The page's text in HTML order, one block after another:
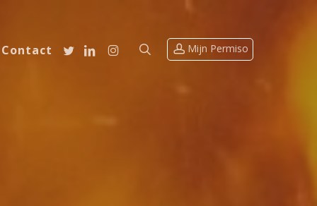
Contact search account
twitterlinkedininstagram